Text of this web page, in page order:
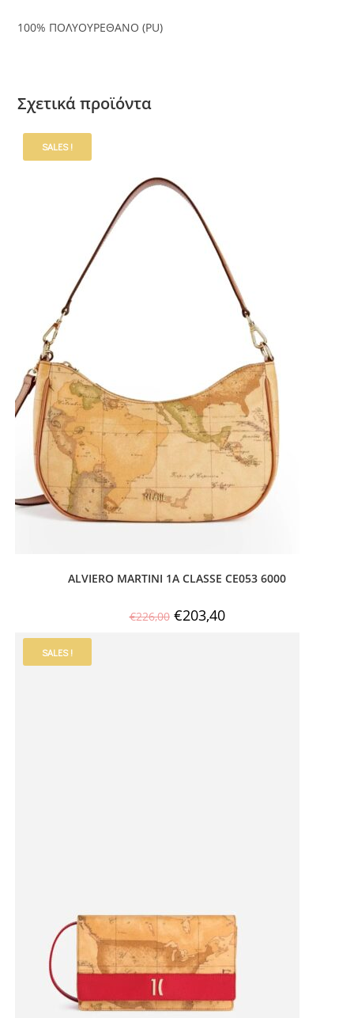
100% ΠΟΛΥΟΥΡΕΘΑΝΟ (PU)
Σχετικά προϊόντα
SALES !
ALVIERO MARTINI 1A CLASSE CE053 6000
€226,00 €203,40
SALES !